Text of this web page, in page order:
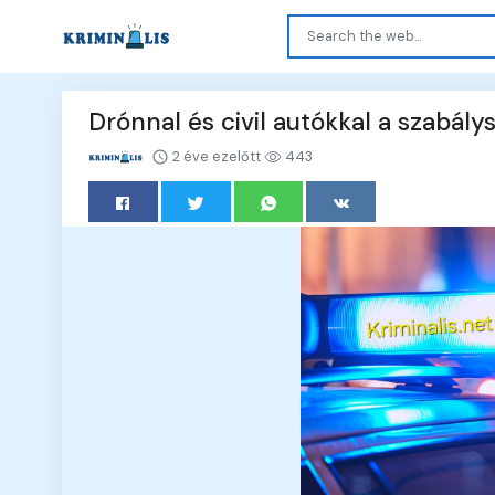
Drónnal és civil autókkal a
2 éve ezelőtt 443